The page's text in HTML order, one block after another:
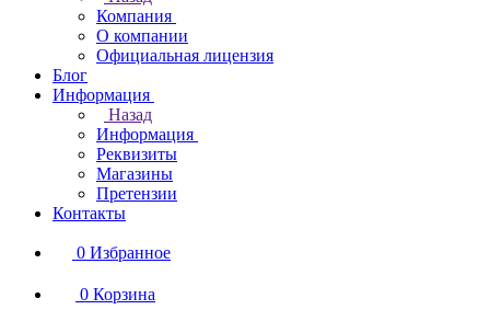
Компания
О компании
Официальная лицензия
Блог
Информация
Назад
Информация
Реквизиты
Магазины
Претензии
Контакты
0 Избранное
0 Корзина